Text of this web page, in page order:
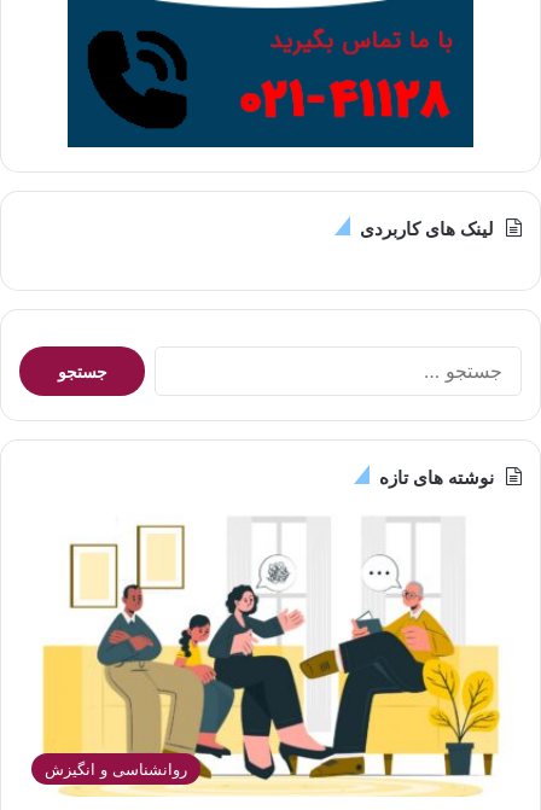
لینک های کاربردی
جستجو
برای:
نوشته های تازه
روانشناسی و انگیزش